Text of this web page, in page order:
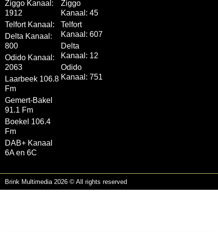
Ziggo Kanaal:
1912
Telfort Kanaal:
Delta Kanaal:
800
Odido Kanaal:
2063
Laarbeek 106.8
Fm
Gemert-Bakel
91.1 Fm
Boekel 106.4
Fm
DAB+ Kanaal
6A en 6C
Ziggo
Kanaal: 45
Telfort
Kanaal: 607
Delta
Kanaal: 12
Odido
Kanaal: 751
Brink Multimedia 2026 © All rights reserved